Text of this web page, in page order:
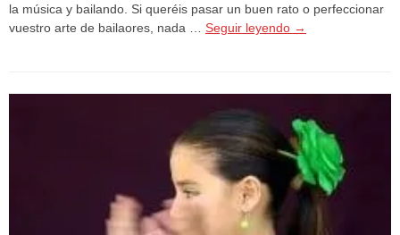
la música y bailando. Si queréis pasar un buen rato o perfeccionar
vuestro arte de bailaores, nada … Seguir leyendo →